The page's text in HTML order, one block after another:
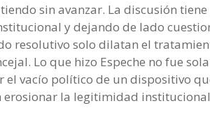
sin avanzar. La discusión
y dejando de lado
resolutivo solo dilatan el
Lo que hizo Espeche no fue
el vacío político de un dispositivo
erosionar la legitimidad